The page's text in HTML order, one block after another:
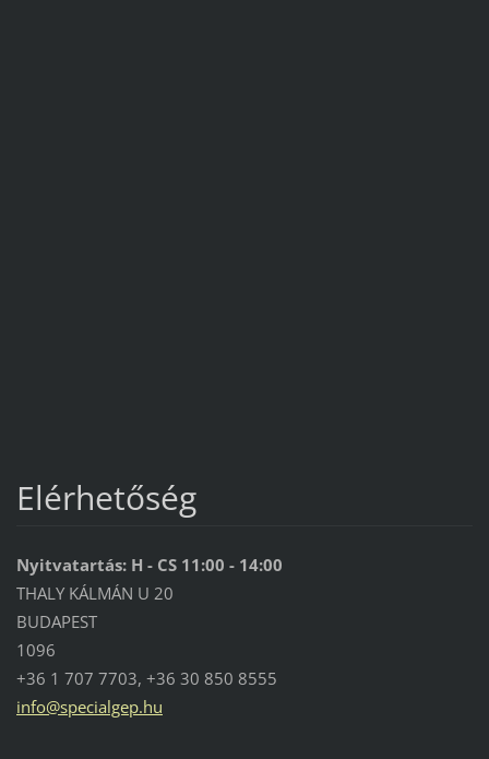
Elérhetőség
Nyitvatartás: H - CS 11:00 - 14:00
THALY KÁLMÁN U 20
BUDAPEST
1096
+36 1 707 7703, +36 30 850 8555
info@specialgep.hu